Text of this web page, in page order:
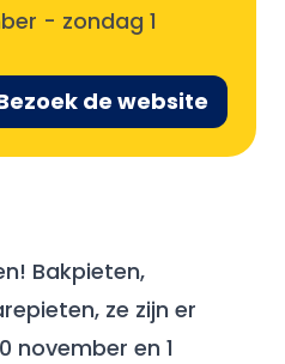
- zondag 1
de website
Bakpieten,
ze zijn er
november en 1